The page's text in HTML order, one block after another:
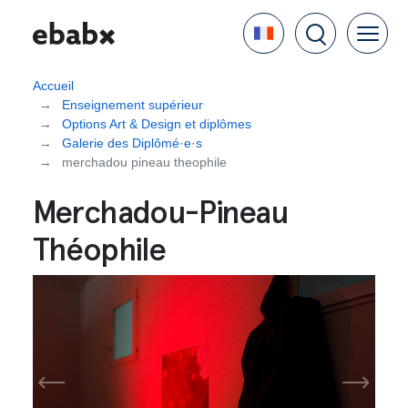
contenu
Language
Accueil
Enseignement supérieur
Options Art & Design et diplômes
Galerie des Diplômé·e·s
merchadou pineau theophile
Merchadou-Pineau
Théophile